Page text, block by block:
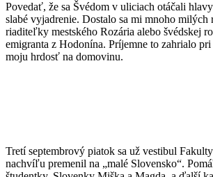
Povedať, že sa Švédom v uliciach otáčali
slabé vyjadrenie. Dostalo sa mi mnoho milých
riaditeľky mestského Rozária alebo švédskej
emigranta z Hodonína. Príjemne to zahrialo
moju hrdosť na domovinu.
Tretí septembrový piatok sa už vestibul
nachvíľu premenil na „malé Slovensko“.